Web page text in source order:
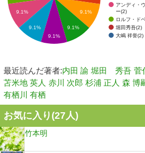
アンディ・
ー(2)
ロルフ・ド
堀田秀吾(2)
大嶋 祥誉(2)
9.1%
9.1%
9.1%
9.1%
9.1%
最近読んだ著者:内田 諭 堀田 秀吾 菅
苫米地 英人 赤川 次郎 杉浦 正人 森 博
有栖川 有栖
お気に入り(27人)
竹本明